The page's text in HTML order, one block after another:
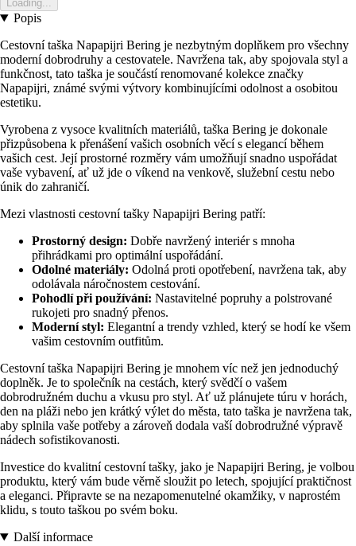
Loading...
Popis
Cestovní taška Napapijri Bering je nezbytným doplňkem pro všechny
moderní dobrodruhy a cestovatele. Navržena tak, aby spojovala styl a
funkčnost, tato taška je součástí renomované kolekce značky
Napapijri, známé svými výtvory kombinujícími odolnost a osobitou
estetiku.
Vyrobena z vysoce kvalitních materiálů, taška Bering je dokonale
přizpůsobena k přenášení vašich osobních věcí s elegancí během
vašich cest. Její prostorné rozměry vám umožňují snadno uspořádat
vaše vybavení, ať už jde o víkend na venkově, služební cestu nebo
únik do zahraničí.
Mezi vlastnosti cestovní tašky Napapijri Bering patří:
Prostorný design: Dobře navržený interiér s mnoha
přihrádkami pro optimální uspořádání.
Odolné materiály: Odolná proti opotřebení, navržena tak, aby
odolávala náročnostem cestování.
Pohodlí při používání: Nastavitelné popruhy a polstrované
rukojeti pro snadný přenos.
Moderní styl: Elegantní a trendy vzhled, který se hodí ke všem
vašim cestovním outfitům.
Cestovní taška Napapijri Bering je mnohem víc než jen jednoduchý
doplněk. Je to společník na cestách, který svědčí o vašem
dobrodružném duchu a vkusu pro styl. Ať už plánujete túru v horách,
den na pláži nebo jen krátký výlet do města, tato taška je navržena tak,
aby splnila vaše potřeby a zároveň dodala vaší dobrodružné výpravě
nádech sofistikovanosti.
Investice do kvalitní cestovní tašky, jako je Napapijri Bering, je volbou
produktu, který vám bude věrně sloužit po letech, spojující praktičnost
a eleganci. Připravte se na nezapomenutelné okamžiky, v naprostém
klidu, s touto taškou po svém boku.
Další informace